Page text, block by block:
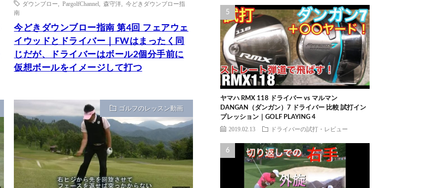
ダウンブロー
,PargolfChannel ,森守洋 ,今どきダウンブロー指
南
今どきダウンブロー指南 第4回 フェアウェ
イウッドとドライバー｜FWはまったく同
じだが、ドライバーはボール2個分手前に
仮想ボールをイメージして打つ
ゴルフのレッスン動画
ヤマハ RMX 118 ドライバー vs マルマン
DANGAN（ダンガン）7 ドライバー 比較 試打イン
プレッション｜GOLF PLAYING 4
2019.02.13 ドライバーの試打・レビュー